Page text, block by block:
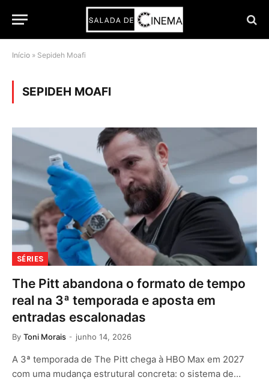
Início » Sepideh Moafi
SEPIDEH MOAFI
SÉRIES
The Pitt abandona o formato de tempo
real na 3ª temporada e aposta em
entradas escalonadas
By Toni Morais junho 14, 2026
A 3ª temporada de The Pitt chega à HBO Max em 2027
com uma mudança estrutural concreta: o sistema de…